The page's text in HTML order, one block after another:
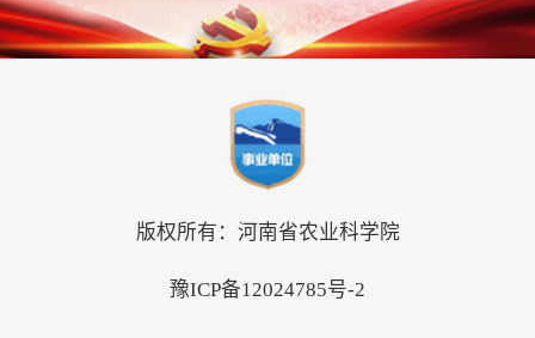
版权所有：河南省农业科学院
豫ICP备12024785号-2